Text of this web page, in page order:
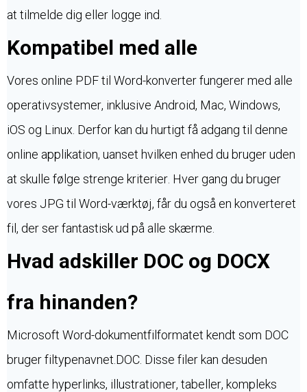
at tilmelde dig eller logge ind.
Kompatibel med alle
Vores online PDF til Word-konverter fungerer med alle
operativsystemer, inklusive Android, Mac, Windows,
iOS og Linux. Derfor kan du hurtigt få adgang til denne
online applikation, uanset hvilken enhed du bruger uden
at skulle følge strenge kriterier. Hver gang du bruger
vores JPG til Word-værktøj, får du også en konverteret
fil, der ser fantastisk ud på alle skærme.
Hvad adskiller DOC og DOCX
fra hinanden?
Microsoft Word-dokumentfilformatet kendt som DOC
bruger filtypenavnet.DOC. Disse filer kan desuden
omfatte hyperlinks, illustrationer, tabeller, kompleks